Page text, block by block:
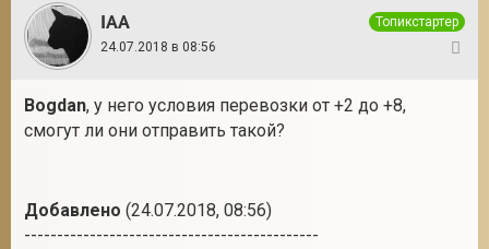
IAA
Топикстартер
24.07.2018 в 08:56
Bogdan, у него условия перевозки от +2 до +8,
смогут ли они отправить такой?
Добавлено (24.07.2018, 08:56)
---------------------------------------------